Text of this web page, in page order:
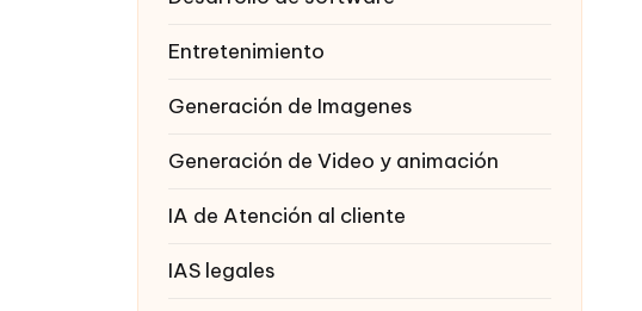
Entretenimiento
Generación de Imagenes
Generación de Video y animación
IA de Atención al cliente
IAS legales